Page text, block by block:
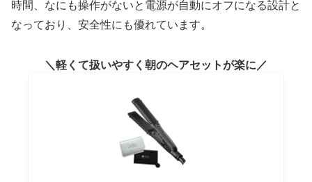
時間、なにも操作がないと電源が自動にオフになる設計と
なっており、安全性にも優れています。
軽くて扱いやすく朝のヘアセットが楽に